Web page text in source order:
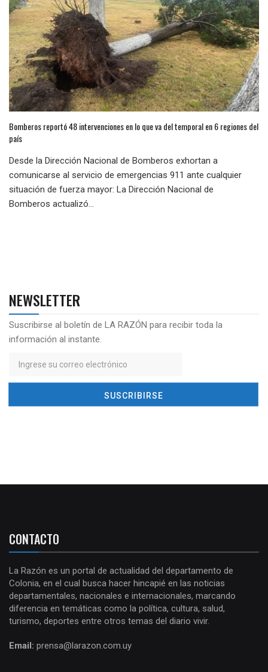
Bomberos reportó 48 intervenciones en lo que va del temporal en 6 regiones del
país
Desde la Dirección Nacional de Bomberos exhortan a
comunicarse al servicio de emergencias 911 ante cualquier
situación de fuerza mayor: La Dirección Nacional de
Bomberos actualizó...
NEWSLETTER
Suscribirse al boletín de LA RAZÓN para recibir toda la
información al instante.
CONTACTO
La Razón es un portal de actualidad del departamento de
Colonia, en el cual busca hacer hincapié en las noticias
departamentales, nacionales e internacionales, marcando
diferencia en temáticas como la política, cultura, salud,
turismo, deportes entre otros temas del diario vivir.
Email: prensa@larazon.com.uy